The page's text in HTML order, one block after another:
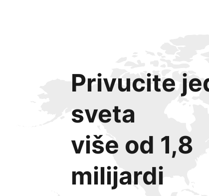
Privucite
sveta
više od 1,8
milijardi